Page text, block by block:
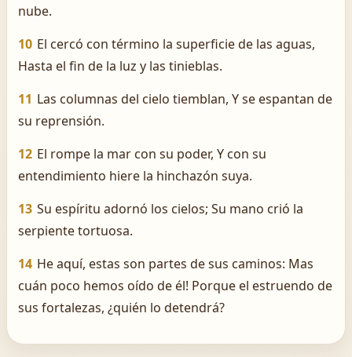
nube.
10 El cercó con término la superficie de las aguas,
Hasta el fin de la luz y las tinieblas.
11 Las columnas del cielo tiemblan, Y se espantan de
su reprensión.
12 El rompe la mar con su poder, Y con su
entendimiento hiere la hinchazón suya.
13 Su espíritu adornó los cielos; Su mano crió la
serpiente tortuosa.
14 He aquí, estas son partes de sus caminos: ­Mas
cuán poco hemos oído de él! Porque el estruendo de
sus fortalezas, ¿quién lo detendrá?